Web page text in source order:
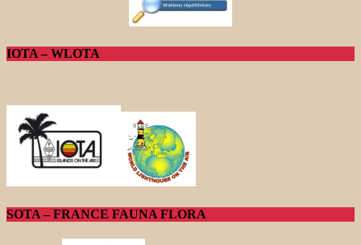
IOTA – WLOTA
SOTA – FRANCE FAUNA FLORA